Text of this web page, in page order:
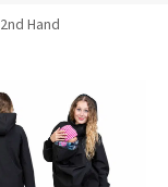
2nd Hand